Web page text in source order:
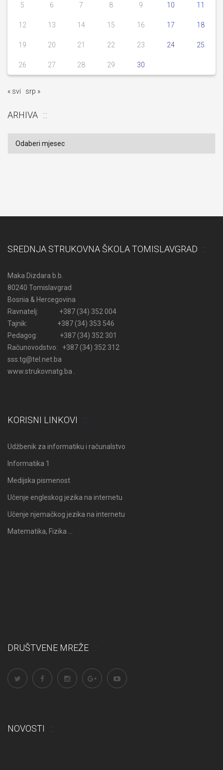
5 6 7 8 9 10 11
12 13 14 15 16 17 18
19 20 21 22 23 24 25
26 27 28 29 30
« svi srp »
ARHIVA
SREDNJA STRUKOVNA ŠKOLA TOMISLAVGRAD
Maka Dizdara b.b.
80240 Tomislavgrad
Bosnia & Hercegovina
Ravnatelj: +387 (34) 352 004
Tajnik: +387 (34) 353 546
Pedagog: +387 (34) 352 301
Računovodstvo: +387 (34) 352 312
sss.tg@tel.net.ba
www.strukovnatg.ba .
KORISNI LINKOVI
Udžbenik za informatiku i računalstvo
Informatika 1
Medijska pismenost
Učenje engleskog jezika na internetu
Učenje njemačkog jezika na internetu
Matematika, Fizika …
DRUŠTVENE MREŽE
NOVOSTI